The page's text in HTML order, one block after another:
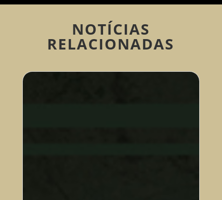
NOTÍCIAS
RELACIONADAS